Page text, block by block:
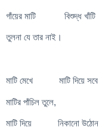
গাঁয়ের মাটি বিশুদ্ধ খাঁটি
তুলনা যে তার নাই।
মাটি মেখে মাটি দিয়ে সবে
মাটির পাঁচিল তুলে,
মাটি দিয়ে নিকানো উঠোন